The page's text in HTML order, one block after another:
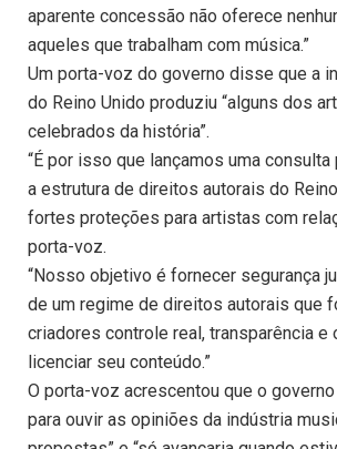
aparente concessão não oferece
aqueles que trabalham com música.”
Um porta-voz do governo disse que a
do Reino Unido produziu “alguns dos
celebrados da história”.
“É por isso que lançamos uma consulta
a estrutura de direitos autorais do
fortes proteções para artistas com
porta-voz.
“Nosso objetivo é fornecer segurança
de um regime de direitos autorais que
criadores controle real, transparência e
licenciar seu conteúdo.”
O porta-voz acrescentou que o
para ouvir as opiniões da indústria